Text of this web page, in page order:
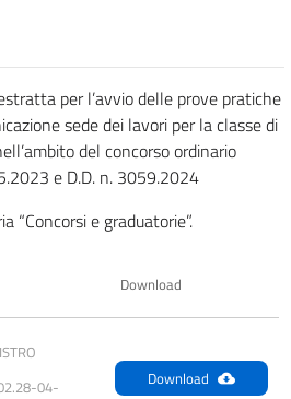
per l’avvio delle prove pratiche
sede dei lavori per la classe di
del concorso ordinario
e D.D. n. 3059.2024
“Concorsi e graduatorie”.
Download
04-
Download